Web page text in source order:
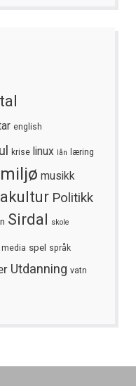
english
krise linux lån læring
miljø musikk
Politikk
Sirdal skole
spel språk
Utdanning vatn